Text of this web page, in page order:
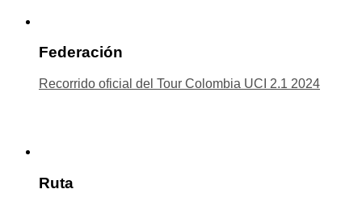
Federación
Recorrido oficial del Tour Colombia UCI 2.1 2024
Ruta